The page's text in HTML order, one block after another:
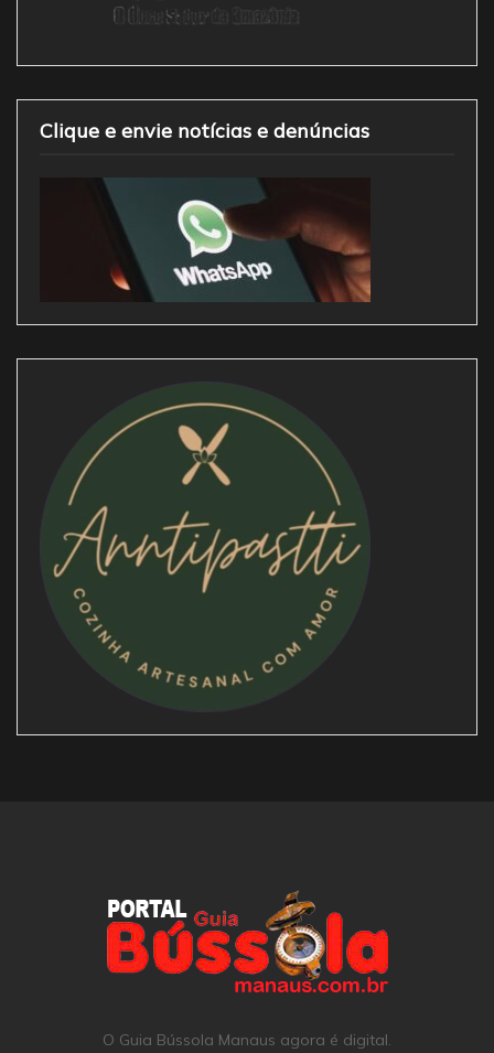
Clique e envie notícias e denúncias
O Guia Bússola Manaus agora é digital.